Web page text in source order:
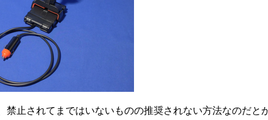
禁止されてまではいないものの推奨されない方法なのだ